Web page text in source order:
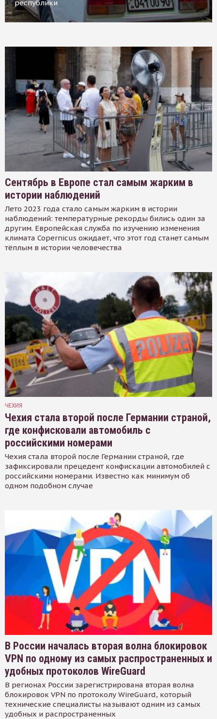
республики
Сентябрь в Европе стал самым жарким в
истории наблюдений
Лето 2023 года стало самым жарким в истории
наблюдений: температурные рекорды бились один за
другим. Европейская служба по изучению изменения
климата Copernicus ожидает, что этот год станет самым
тёплым в истории человечества
ЧЕХИЯ
Чехия стала второй после Германии страной,
где конфисковали автомобиль с
российскими номерами
Чехия стала второй после Германии страной, где
зафиксировали прецедент конфискации автомобилей с
российскими номерами. Известно как минимум об
одном подобном случае
В России началась вторая волна блокировок
VPN по одному из самых распространенных и
удобных протоколов WireGuard
В регионах России зарегистрирована вторая волна
блокировок VPN по протоколу WireGuard, который
технические специалисты называют одним из самых
удобных и распространенных